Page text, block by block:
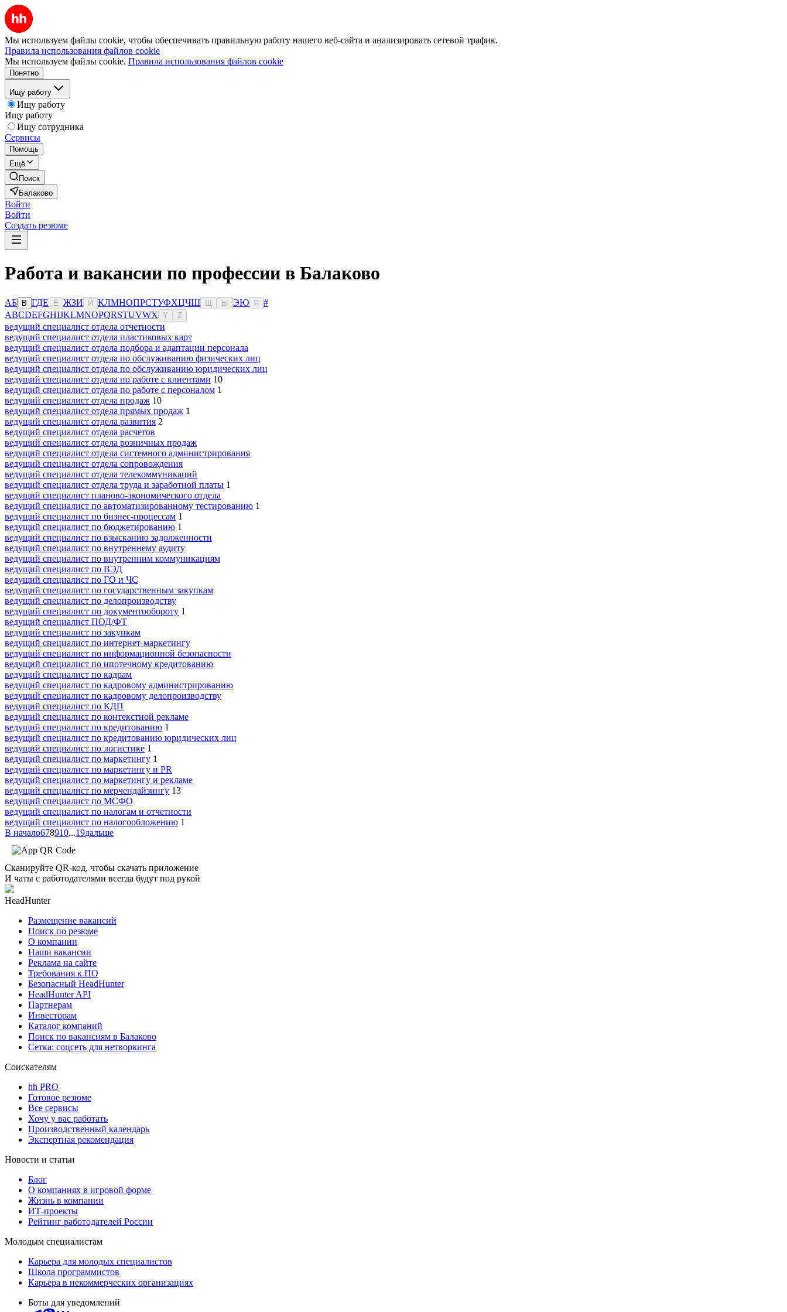
Мы используем файлы cookie, чтобы обеспечивать правильную работу нашего веб-сайта и анализировать сетевой трафик.
Правила использования файлов cookie
Мы используем файлы cookie. Правила использования файлов cookie
Понятно
Ищу работу
Ищу работу
Ищу работу
Ищу сотрудника
Сервисы
Помощь
Ещё
Поиск
Балаково
Войти
Войти
Создать резюме
Работа и вакансии по профессии в Балаково
АБ В ГДЕ Ё ЖЗИ Й КЛМНОПРСТУФХЦЧШ Ы ЭЮ Я
#
ABCDEFGHIJKLMNOPQRSTUVWX Y Z
ведущий специалист отдела отчетности
ведущий специалист отдела пластиковых карт
ведущий специалист отдела подбора и адаптации персонала
ведущий специалист отдела по обслуживанию физических лиц
ведущий специалист отдела по обслуживанию юридических лиц
ведущий специалист отдела по работе с клиентами 10
ведущий специалист отдела по работе с персоналом 1
ведущий специалист отдела продаж 10
ведущий специалист отдела прямых продаж 1
ведущий специалист отдела развития 2
ведущий специалист отдела расчетов
ведущий специалист отдела розничных продаж
ведущий специалист отдела системного администрирования
ведущий специалист отдела сопровождения
ведущий специалист отдела телекоммуникаций
ведущий специалист отдела труда и заработной платы 1
ведущий специалист планово-экономического отдела
ведущий специалист по автоматизированному тестированию 1
ведущий специалист по бизнес-процессам 1
ведущий специалист по бюджетированию 1
ведущий специалист по взысканию задолженности
ведущий специалист по внутреннему аудиту
ведущий специалист по внутренним коммуникациям
ведущий специалист по ВЭД
ведущий специалист по ГО и ЧС
ведущий специалист по государственным закупкам
ведущий специалист по делопроизводству
ведущий специалист по документообороту 1
ведущий специалист ПОД/ФТ
ведущий специалист по закупкам
ведущий специалист по интернет-маркетингу
ведущий специалист по информационной безопасности
ведущий специалист по ипотечному кредитованию
ведущий специалист по кадрам
ведущий специалист по кадровому администрированию
ведущий специалист по кадровому делопроизводству
ведущий специалист по КДП
ведущий специалист по контекстной рекламе
ведущий специалист по кредитованию 1
ведущий специалист по кредитованию юридических лиц
ведущий специалист по логистике 1
ведущий специалист по маркетингу 1
ведущий специалист по маркетингу и PR
ведущий специалист по маркетингу и рекламе
ведущий специалист по мерчендайзингу 13
ведущий специалист по МСФО
ведущий специалист по налогам и отчетности
ведущий специалист по налогообложению 1
В начало678910...19дальше
Сканируйте QR-код, чтобы скачать приложение
И чаты с работодателями всегда будут под рукой
HeadHunter
Размещение вакансий
Поиск по резюме
О компании
Наши вакансии
Реклама на сайте
Требования к ПО
Безопасный HeadHunter
HeadHunter API
Партнерам
Инвесторам
Каталог компаний
Поиск по вакансиям в Балаково
Сетка: соцсеть для нетворкинга
Соискателям
hh PRO
Готовое резюме
Все сервисы
Хочу у вас работать
Производственный календарь
Экспертная рекомендация
Новости и статьи
Блог
О компаниях в игровой форме
Жизнь в компании
ИТ-проекты
Рейтинг работодателей России
Молодым специалистам
Карьера для молодых специалистов
Школа программистов
Карьера в некоммерческих организациях
Боты для уведомлений